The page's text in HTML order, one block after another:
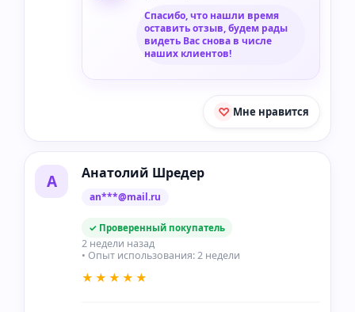
Спасибо, что нашли время
оставить отзыв, будем рады
видеть Вас снова в числе
наших клиентов!
Мне нравится
А Анатолий Шредер
an***@mail.ru
✓ Проверенный покупатель
2 недели назад
• Опыт использования: 2 недели
★★★★★